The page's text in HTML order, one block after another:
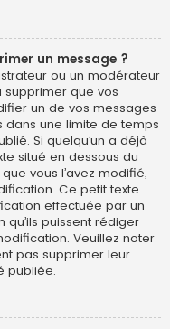
un message ?
ou un modérateur
supprimer que vos
un de vos messages
une limite de temps
Si quelqu’un a déjà
situé en dessous du
vous l’avez modifié,
Ce petit texte
effectuée par un
puissent rédiger
Veuillez noter
pas supprimer leur
publiée.